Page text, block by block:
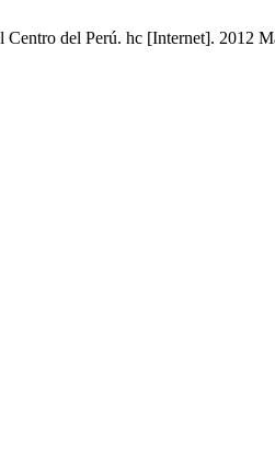
Centro del Perú. hc [Internet]. 2012